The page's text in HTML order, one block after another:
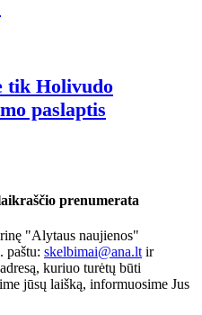
tik Holivudo
paslaptis
prenumerata
"Alytaus naujienos"
paštu: skelbimai@ana.ltir
kuriuo turėtų būti
jūsų laišką, informuosime Jus